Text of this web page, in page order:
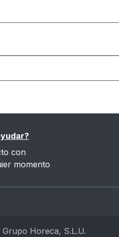
con
momento
Horeca, S.L.U.